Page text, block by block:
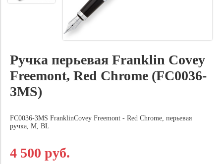
Ручка перьевая Franklin Covey
Freemont, Red Chrome (FC0036-
3MS)
FC0036-3MS FranklinCovey Freemont - Red Chrome, перьевая
ручка, M, BL
4 500 руб.